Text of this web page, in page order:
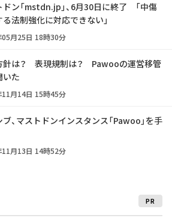
ドン「mstdn.jp」、6月30日に終了 「中傷
る法制強化に対応できない」
05月25日 18時30分
針は？ 表現規制は？ Pawooの運営移管
いた
11月14日 15時45分
ブ、マストドンインスタンス「Pawoo」を手
11月13日 14時52分
PR